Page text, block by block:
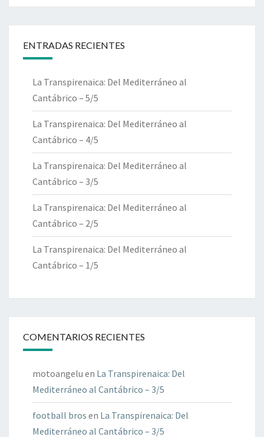
ENTRADAS RECIENTES
La Transpirenaica: Del Mediterráneo al
Cantábrico – 5/5
La Transpirenaica: Del Mediterráneo al
Cantábrico – 4/5
La Transpirenaica: Del Mediterráneo al
Cantábrico – 3/5
La Transpirenaica: Del Mediterráneo al
Cantábrico – 2/5
La Transpirenaica: Del Mediterráneo al
Cantábrico – 1/5
COMENTARIOS RECIENTES
motoangelu en La Transpirenaica: Del
Mediterráneo al Cantábrico – 3/5
football bros en La Transpirenaica: Del
Mediterráneo al Cantábrico – 3/5